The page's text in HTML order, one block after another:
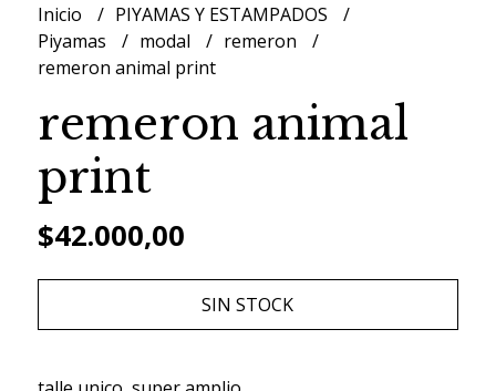
Inicio
PIYAMAS Y ESTAMPADOS
Piyamas
modal
remeron
remeron animal print
remeron animal
print
$42.000,00
SIN STOCK